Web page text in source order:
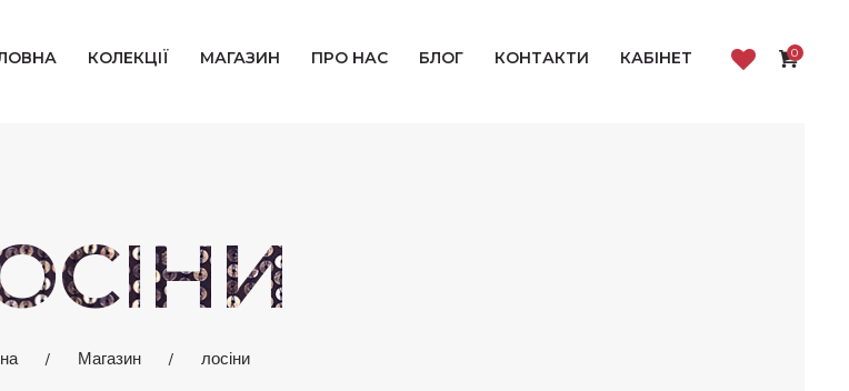
КОЛЕКЦІЇ МАГАЗИН ПРО НАС БЛОГ КОНТАКТИ КАБІНЕТ 0
Магазин лосіни